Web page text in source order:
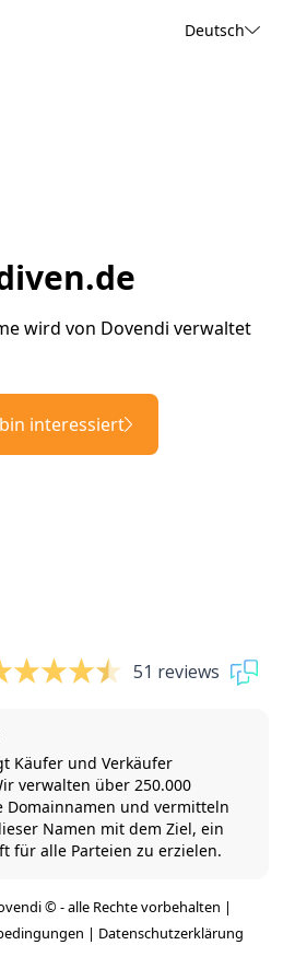
Deutsch
wird von Dovendi verwaltet
interessiert
51 reviews
Käufer und Verkäufer
verwalten über 250.000
Domainnamen und vermitteln
Namen mit dem Ziel, ein
für alle Parteien zu erzielen.
© - alle Rechte vorbehalten |
| Datenschutzerklärung